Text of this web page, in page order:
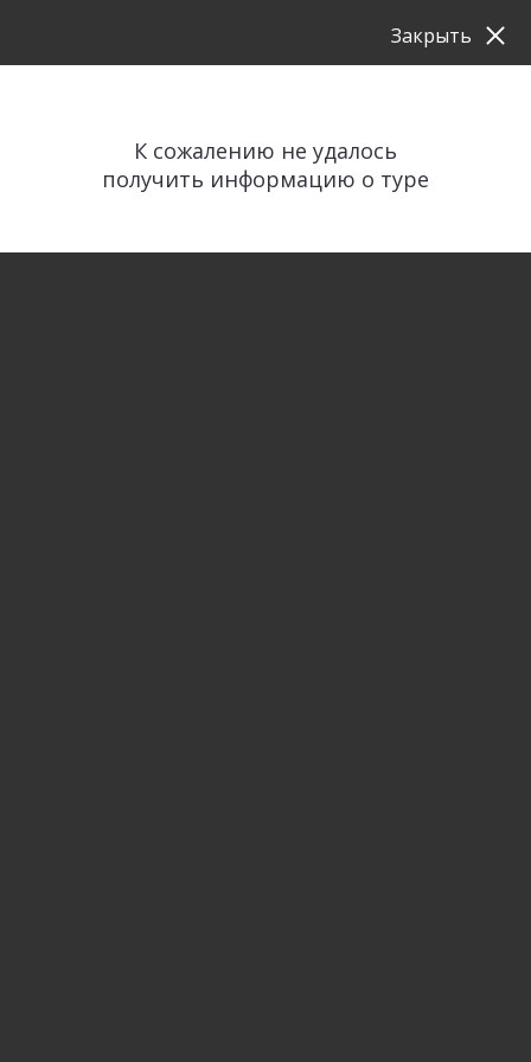
К сожалению не удалось
получить информацию о туре
Закрыть